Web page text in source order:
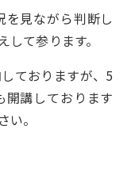
を見ながら判断し
て参ります。
ておりますが、5
開講しております
。